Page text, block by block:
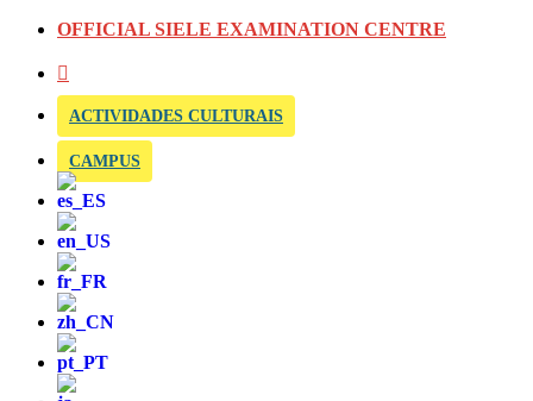
OFFICIAL SIELE EXAMINATION CENTRE
ACTIVIDADES CULTURAIS
CAMPUS